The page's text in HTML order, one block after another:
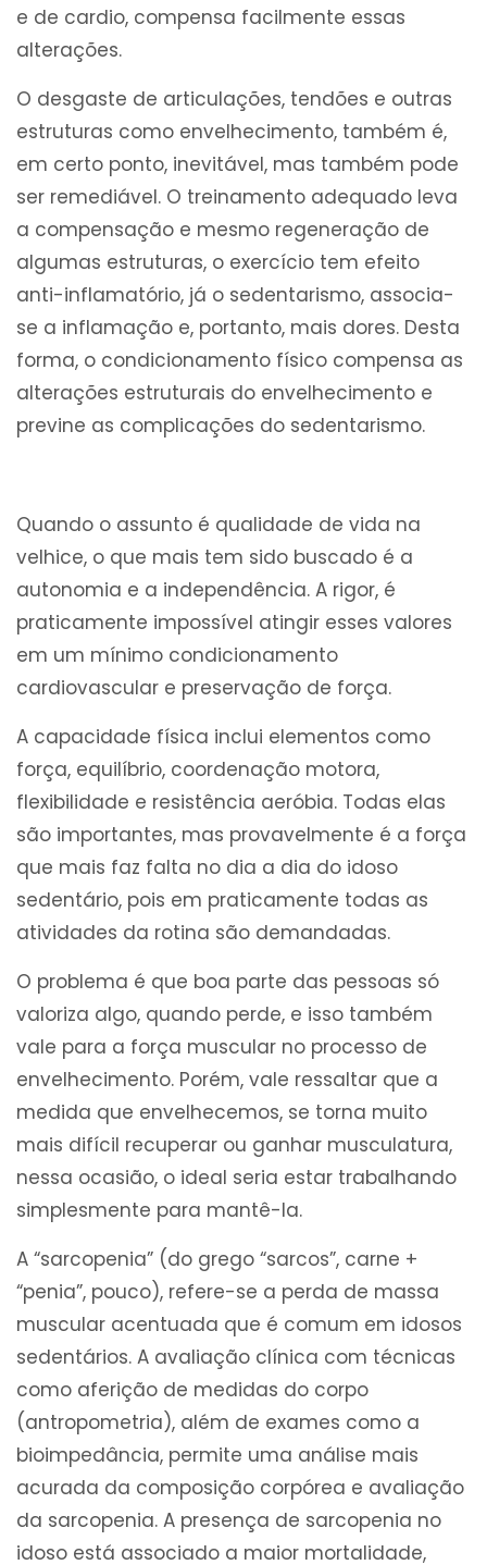
e de cardio, compensa facilmente essas
alterações.
O desgaste de articulações, tendões e outras
estruturas como envelhecimento, também é,
em certo ponto, inevitável, mas também pode
ser remediável. O treinamento adequado leva
a compensação e mesmo regeneração de
algumas estruturas, o exercício tem efeito
anti-inflamatório, já o sedentarismo, associa-
se a inflamação e, portanto, mais dores. Desta
forma, o condicionamento físico compensa as
alterações estruturais do envelhecimento e
previne as complicações do sedentarismo.
Quando o assunto é qualidade de vida na
velhice, o que mais tem sido buscado é a
autonomia e a independência. A rigor, é
praticamente impossível atingir esses valores
em um mínimo condicionamento
cardiovascular e preservação de força.
A capacidade física inclui elementos como
força, equilíbrio, coordenação motora,
flexibilidade e resistência aeróbia. Todas elas
são importantes, mas provavelmente é a força
que mais faz falta no dia a dia do idoso
sedentário, pois em praticamente todas as
atividades da rotina são demandadas.
O problema é que boa parte das pessoas só
valoriza algo, quando perde, e isso também
vale para a força muscular no processo de
envelhecimento. Porém, vale ressaltar que a
medida que envelhecemos, se torna muito
mais difícil recuperar ou ganhar musculatura,
nessa ocasião, o ideal seria estar trabalhando
simplesmente para mantê-la.
A “sarcopenia” (do grego “sarcos”, carne +
“penia”, pouco), refere-se a perda de massa
muscular acentuada que é comum em idosos
sedentários. A avaliação clínica com técnicas
como aferição de medidas do corpo
(antropometria), além de exames como a
bioimpedância, permite uma análise mais
acurada da composição corpórea e avaliação
da sarcopenia. A presença de sarcopenia no
idoso está associado a maior mortalidade,